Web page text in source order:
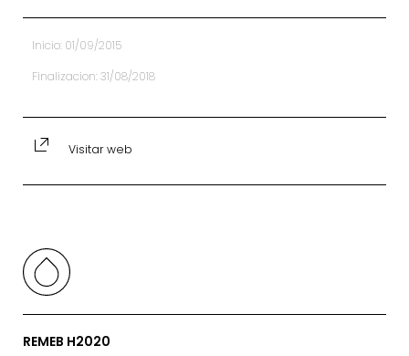
Inicio: 01/09/2015
Finalizacion: 31/08/2018
Visitar web
REMEB H2020